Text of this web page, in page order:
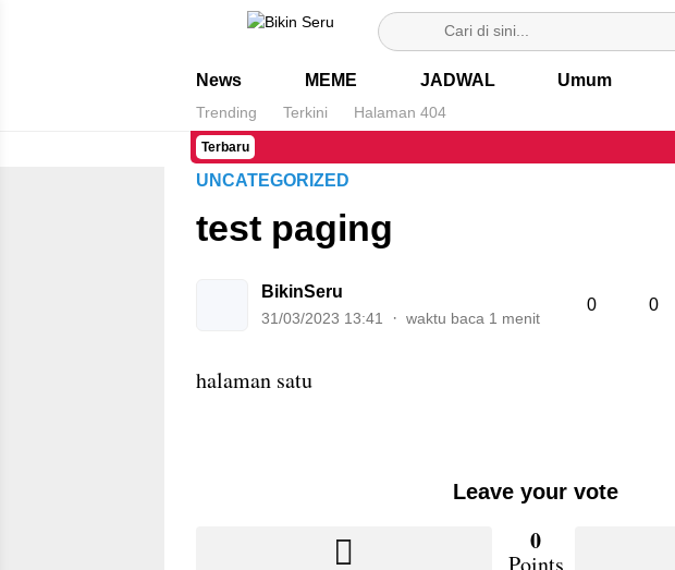
News MEME JADWAL Umum
Trending Terkini Halaman 404
Terbaru
UNCATEGORIZED
test paging
BikinSeru
31/03/2023 13:41 waktu baca 1 menit
0 0
halaman satu
Leave your vote
0
Points